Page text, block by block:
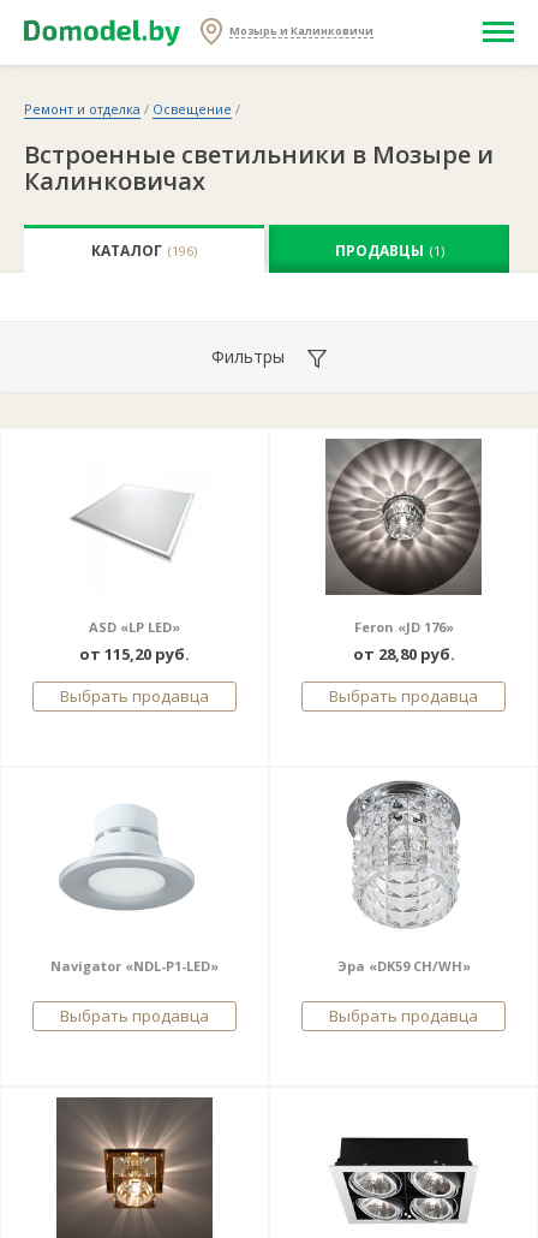
Мозырь и Калинковичи
Ремонт и отделка / Освещение /
Встроенные светильники в Мозыре и
Калинковичах
КАТАЛОГ (196) ПРОДАВЦЫ (1)
Фильтры
ASD «LP LED»
от 115,20 руб.
Выбрать продавца
Feron «JD 176»
от 28,80 руб.
Выбрать продавца
Navigator «NDL-P1-LED»
Выбрать продавца
Эра «DK59 CH/WH»
Выбрать продавца